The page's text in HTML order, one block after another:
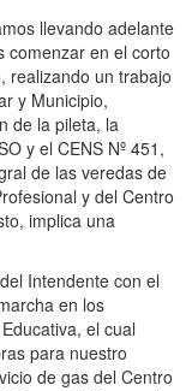
llevando adelante
comenzar en el corto
realizando un trabajo
y Municipio,
de la pileta, la
y el CENS Nº 451,
de las veredas de
y del Centro
implica una
Intendente con el
en los
el cual
para nuestro
de gas del Centro